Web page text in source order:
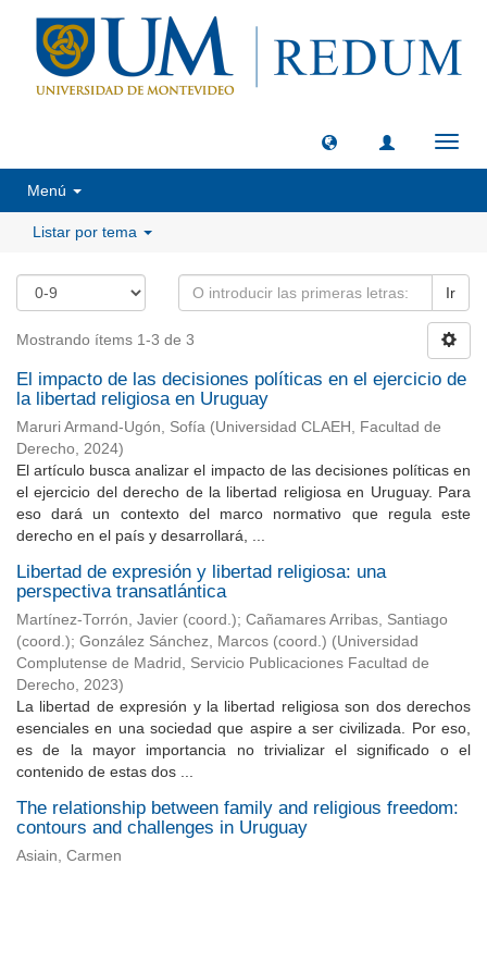
Menú
Listar por tema
Ir
Mostrando ítems 1-3 de 3
El impacto de las decisiones políticas en el ejercicio de
la libertad religiosa en Uruguay
Maruri Armand-Ugón, Sofía (Universidad CLAEH, Facultad de
Derecho, 2024)
El artículo busca analizar el impacto de las decisiones políticas en
el ejercicio del derecho de la libertad religiosa en Uruguay. Para
eso dará un contexto del marco normativo que regula este
derecho en el país y desarrollará, ...
Libertad de expresión y libertad religiosa: una
perspectiva transatlántica
Martínez-Torrón, Javier (coord.); Cañamares Arribas, Santiago
(coord.); González Sánchez, Marcos (coord.) (Universidad
Complutense de Madrid, Servicio Publicaciones Facultad de
Derecho, 2023)
La libertad de expresión y la libertad religiosa son dos derechos
esenciales en una sociedad que aspire a ser civilizada. Por eso,
es de la mayor importancia no trivializar el significado o el
contenido de estas dos ...
The relationship between family and religious freedom:
contours and challenges in Uruguay
Asiain, Carmen